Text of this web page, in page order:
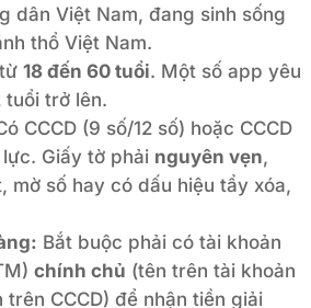
dân Việt Nam, đang sinh sống
thổ Việt Nam.
18 đến 60 tuổi. Một số app yêu
tuổi trở lên.
CCCD (9 số/12 số) hoặc CCCD
Giấy tờ phải nguyên vẹn,
mờ số hay có dấu hiệu tẩy xóa,
Bắt buộc phải có tài khoản
chính chủ (tên trên tài khoản
CCCD) để nhận tiền giải